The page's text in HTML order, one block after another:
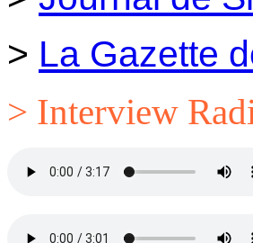
> La Gazette
> Interview